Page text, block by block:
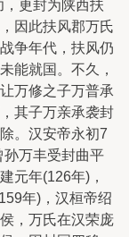
更封为陕西扶
因此扶风郡万氏
争年代，扶风仍
能就国。不久，
万修之子万普承
其子万亲承袭封
。汉安帝永初7
万丰受封曲平
元年(126年)，
年)，汉桓帝绍
，万氏在汉荣庞